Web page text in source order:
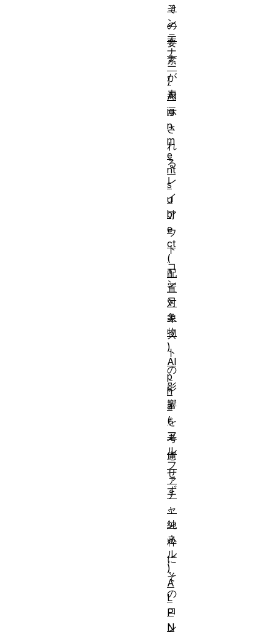
そ
の
要
素
が
表
示
さ
れ
る
レ
イ
ア
ウ
ト
コ
ン
テ
キ
ス
ト
の
影
響
を
考
慮
せ
ず
、
純
粋
に
そ
の
コ
ン
コ
ン
テ
ナ
ー
)
Al
ig
n
m
e
nt
s
u
bj
e
ct
(
配
置
対
象
物
)
Al
p
h
a
(
ア
ル
フ
ァ
チ
ャ
ン
ネ
ル
)
A
L
P
N